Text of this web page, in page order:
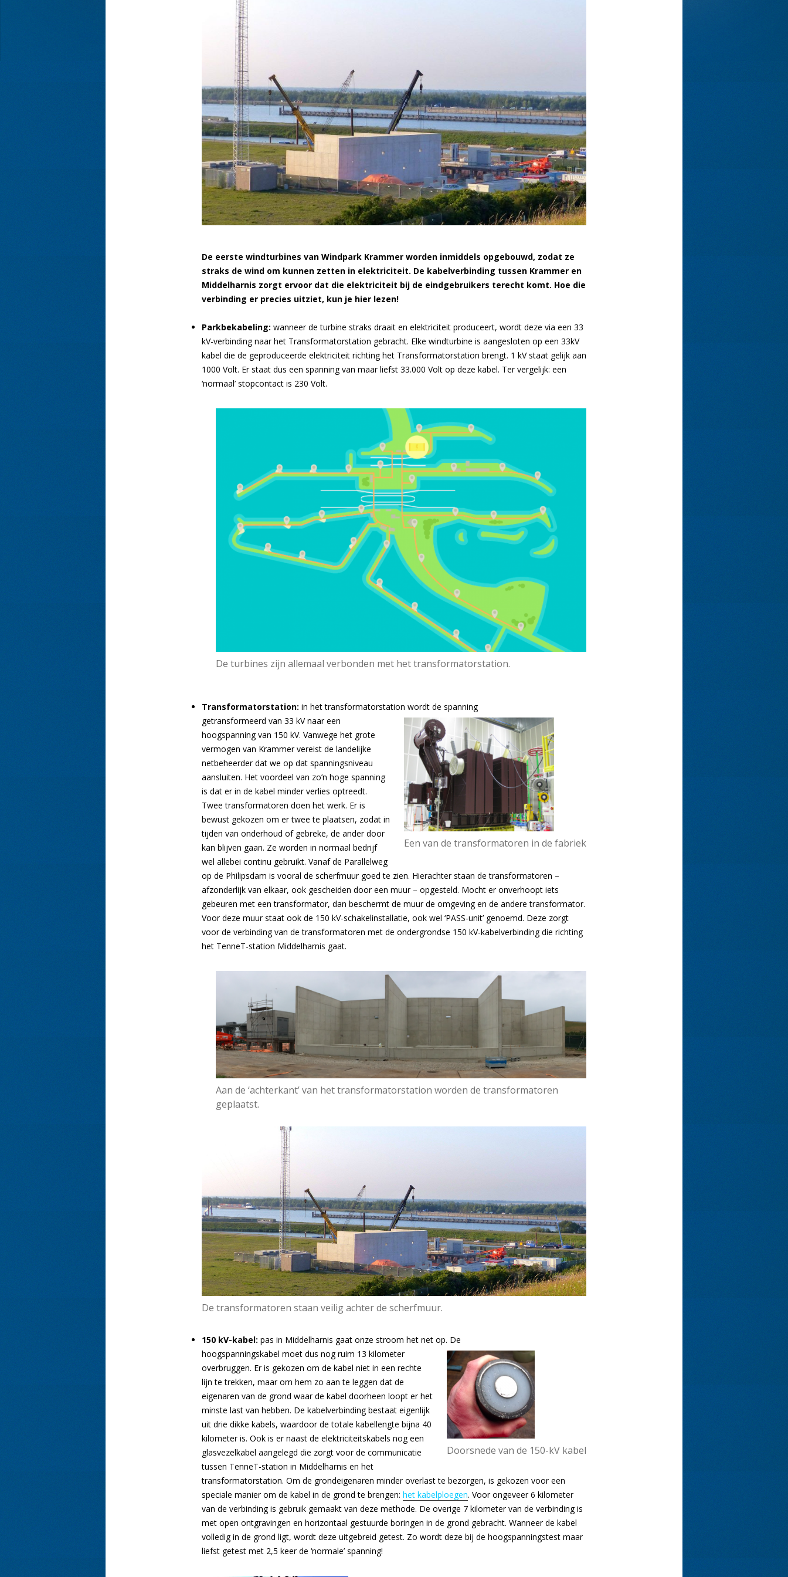
De eerste windturbines van Windpark Krammer worden inmiddels opgebouwd, zodat ze
straks de wind om kunnen zetten in elektriciteit. De kabelverbinding tussen Krammer en
Middelharnis zorgt ervoor dat die elektriciteit bij de eindgebruikers terecht komt. Hoe die
verbinding er precies uitziet, kun je hier lezen!
Parkbekabeling: wanneer de turbine straks draait en elektriciteit produceert, wordt deze via een 33
kV-verbinding naar het Transformatorstation gebracht. Elke windturbine is aangesloten op een 33kV
kabel die de geproduceerde elektriciteit richting het Transformatorstation brengt. 1 kV staat gelijk aan
1000 Volt. Er staat dus een spanning van maar liefst 33.000 Volt op deze kabel. Ter vergelijk: een
‘normaal’ stopcontact is 230 Volt.
De turbines zijn allemaal verbonden met het transformatorstation.
Transformatorstation: in het transformatorstation wordt de spanning
Een van de transformatoren in de fabriek
getransformeerd van 33 kV naar een
hoogspanning van 150 kV. Vanwege het grote
vermogen van Krammer vereist de landelijke
netbeheerder dat we op dat spanningsniveau
aansluiten. Het voordeel van zo’n hoge spanning
is dat er in de kabel minder verlies optreedt.
Twee transformatoren doen het werk. Er is
bewust gekozen om er twee te plaatsen, zodat in
tijden van onderhoud of gebreke, de ander door
kan blijven gaan. Ze worden in normaal bedrijf
wel allebei continu gebruikt. Vanaf de Parallelweg
op de Philipsdam is vooral de scherfmuur goed te zien. Hierachter staan de transformatoren –
afzonderlijk van elkaar, ook gescheiden door een muur – opgesteld. Mocht er onverhoopt iets
gebeuren met een transformator, dan beschermt de muur de omgeving en de andere transformator.
Voor deze muur staat ook de 150 kV-schakelinstallatie, ook wel ‘PASS-unit’ genoemd. Deze zorgt
voor de verbinding van de transformatoren met de ondergrondse 150 kV-kabelverbinding die richting
het TenneT-station Middelharnis gaat.
Aan de ‘achterkant’ van het transformatorstation worden de transformatoren
geplaatst.
De transformatoren staan veilig achter de scherfmuur.
150 kV-kabel: pas in Middelharnis gaat onze stroom het net op. De
Doorsnede van de 150-kV kabel
hoogspanningskabel moet dus nog ruim 13 kilometer
overbruggen. Er is gekozen om de kabel niet in een rechte
lijn te trekken, maar om hem zo aan te leggen dat de
eigenaren van de grond waar de kabel doorheen loopt er het
minste last van hebben. De kabelverbinding bestaat eigenlijk
uit drie dikke kabels, waardoor de totale kabellengte bijna 40
kilometer is. Ook is er naast de elektriciteitskabels nog een
glasvezelkabel aangelegd die zorgt voor de communicatie
tussen TenneT-station in Middelharnis en het
transformatorstation. Om de grondeigenaren minder overlast te bezorgen, is gekozen voor een
speciale manier om de kabel in de grond te brengen: het kabelploegen. Voor ongeveer 6 kilometer
van de verbinding is gebruik gemaakt van deze methode. De overige 7 kilometer van de verbinding is
met open ontgravingen en horizontaal gestuurde boringen in de grond gebracht. Wanneer de kabel
volledig in de grond ligt, wordt deze uitgebreid getest. Zo wordt deze bij de hoogspanningstest maar
liefst getest met 2,5 keer de ‘normale’ spanning!